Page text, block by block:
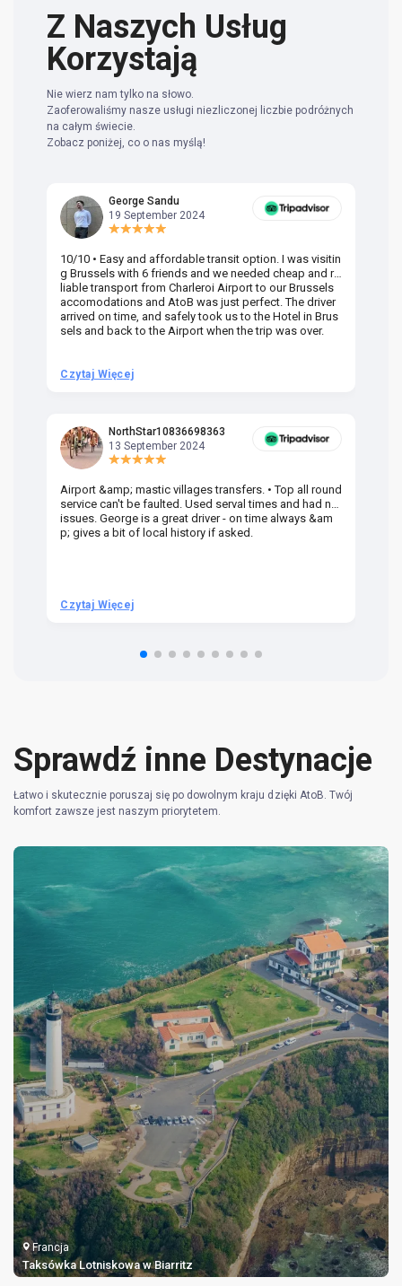
Z Naszych Usług
Korzystają
Nie wierz nam tylko na słowo.
Zaoferowaliśmy nasze usługi niezliczonej liczbie podróżnych
na całym świecie.
Zobacz poniżej, co o nas myślą!
George Sandu
19 September 2024
10/10 • Easy and affordable transit option. I was visitin
g Brussels with 6 friends and we needed cheap and re
liable transport from Charleroi Airport to our Brussels
accomodations and AtoB was just perfect. The driver
arrived on time, and safely took us to the Hotel in Brus
sels and back to the Airport when the trip was over.
Czytaj Więcej
NorthStar10836698363
13 September 2024
Airport &amp; mastic villages transfers. • Top all round
service can't be faulted. Used serval times and had no
issues. George is a great driver - on time always &am
p; gives a bit of local history if asked.
Czytaj Więcej
Sprawdź inne Destynacje
Łatwo i skutecznie poruszaj się po dowolnym kraju dzięki AtoB. Twój
komfort zawsze jest naszym priorytetem.
Francja
Taksówka Lotniskowa w Biarritz